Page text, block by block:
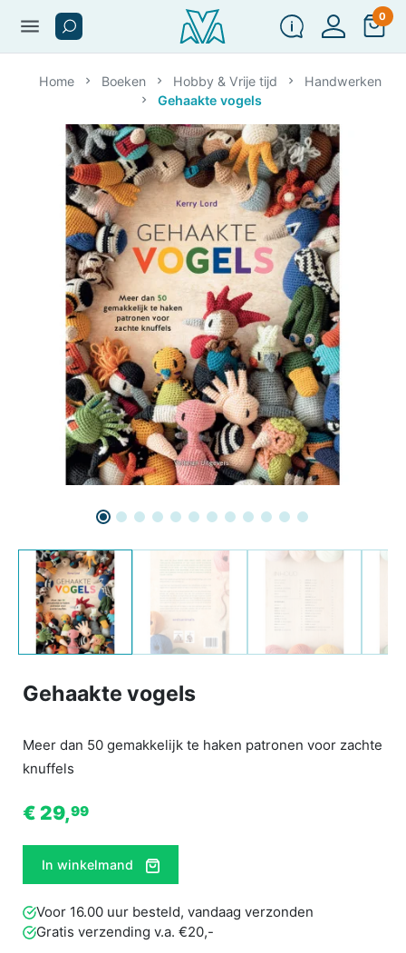
menu 0
Home Boeken Hobby & Vrije tijd
Handwerken
Gehaakte vogels
Gehaakte vogels
Meer dan 50 gemakkelijk te haken patronen voor zachte
knuffels
€ 29,99
In winkelmand
Voor 16.00 uur besteld, vandaag verzonden
Gratis verzending v.a. €20,-